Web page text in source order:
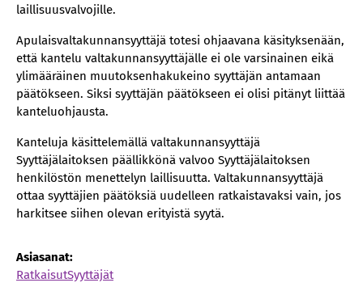
laillisuusvalvojille.
Apulaisvaltakunnansyyttäjä totesi ohjaavana käsityksenään,
että kantelu valtakunnansyyttäjälle ei ole varsinainen eikä
ylimääräinen muutoksenhakukeino syyttäjän antamaan
päätökseen. Siksi syyttäjän päätökseen ei olisi pitänyt liittää
kanteluohjausta.
Kanteluja käsittelemällä valtakunnansyyttäjä
Syyttäjälaitoksen päällikkönä valvoo Syyttäjälaitoksen
henkilöstön menettelyn laillisuutta. Valtakunnansyyttäjä
ottaa syyttäjien päätöksiä uudelleen ratkaistavaksi vain, jos
harkitsee siihen olevan erityistä syytä.
Asiasanat:
RatkaisutSyyttäjät